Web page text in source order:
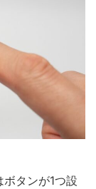
タンが1つ設